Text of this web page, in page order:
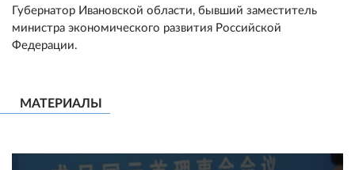
Губернатор Ивановской области, бывший заместитель
министра экономического развития Российской
Федерации.
МАТЕРИАЛЫ